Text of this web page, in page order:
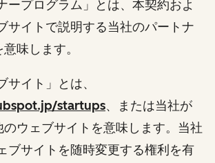
ープログラム」とは、本契約およ
サイトで説明する当社のパートナ
味します。
サイト」とは、
startups、または当社が
ウェブサイトを意味します。当社
ブサイトを随時変更する権利を有